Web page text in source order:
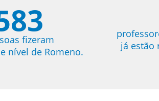
fizeram
nível de Romeno.
já estão